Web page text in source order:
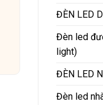
ĐÈN LED
Đèn led
light)
ĐÈN LED
Đèn led